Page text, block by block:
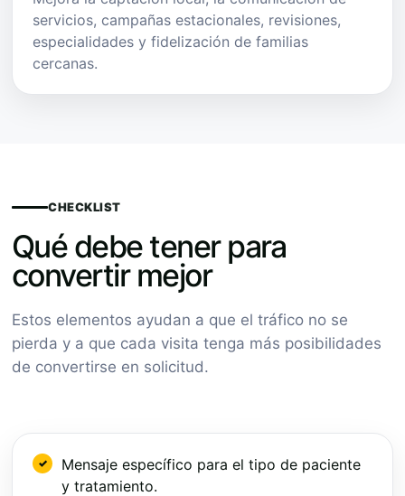
servicios, campañas estacionales, revisiones,
especialidades y fidelización de familias
cercanas.
CHECKLIST
Qué debe tener para
convertir mejor
Estos elementos ayudan a que el tráfico no se
pierda y a que cada visita tenga más posibilidades
de convertirse en solicitud.
Mensaje específico para el tipo de paciente
y tratamiento.